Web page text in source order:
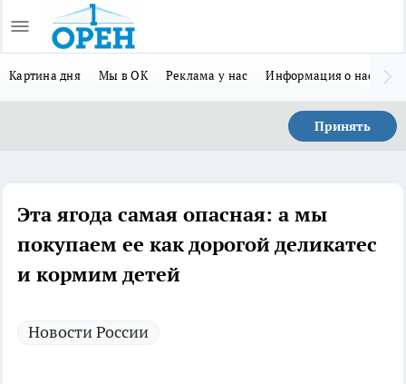
Картина дня Мы в ОК Реклама у нас Информация о нас
Принять
Эта ягода самая опасная: а мы
покупаем ее как дорогой деликатес
и кормим детей
Новости России